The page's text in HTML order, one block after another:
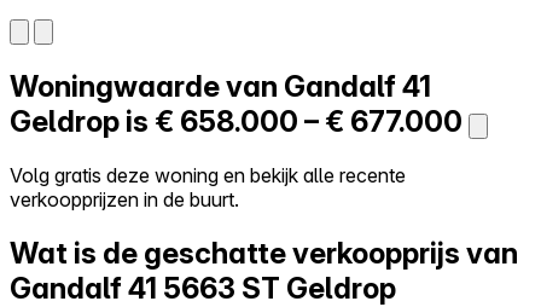
Zelf kopen
Alles-in-één
Reviews
Log in
Woningwaarde van Gandalf 41
Geldrop is € 658.000 – € 677.000
Volg gratis deze woning en bekijk alle recente
verkoopprijzen in de buurt.
Wat is de geschatte verkoopprijs van
Gandalf 41 5663 ST Geldrop